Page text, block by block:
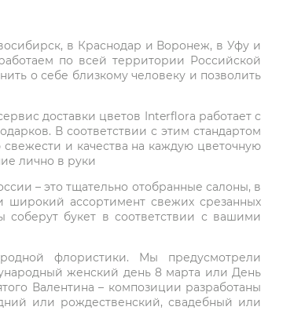
в Краснодар и Воронеж, в Уфу и
по всей территории Российской
о себе близкому человеку и позволить
доставки цветов Interflora работает с
В соответствии с этим стандартом
и качества на каждую цветочную
лично в руки
– это тщательно отобранные салоны, в
широкий ассортимент свежих срезанных
букет в соответствии с вашими
флористики. Мы предусмотрели
женский день 8 марта или День
Валентина – композиции разработаны
или рождественский, свадебный или